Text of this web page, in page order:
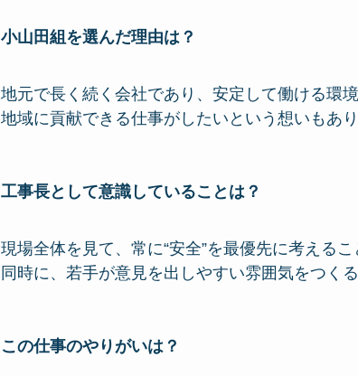
小山田組を選んだ理由は？
地元で長く続く会社であり、安定して働ける環境
地域に貢献できる仕事がしたいという想いもあ
工事長として意識していることは？
現場全体を見て、常に“安全”を最優先に考えるこ
同時に、若手が意見を出しやすい雰囲気をつく
この仕事のやりがいは？